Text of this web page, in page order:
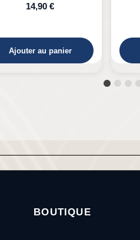
29,90 € 24,50 €
Ajouter au panier
BOUTIQUE